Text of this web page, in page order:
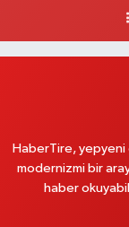
HaberTire,
modernizmi bir
haber